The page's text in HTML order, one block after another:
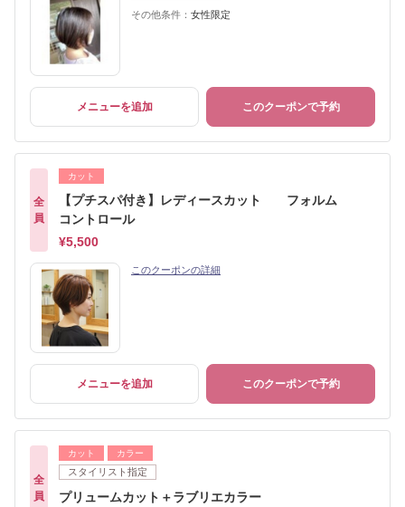
その他条件： 女性限定
メニューを追加 このクーポンで予約
全
員
カット
【プチスパ付き】レディースカット フォルム
コントロール
¥5,500
このクーポンの詳細
メニューを追加 このクーポンで予約
全
員
カット カラー
スタイリスト指定
プリュームカット＋ラブリエカラー